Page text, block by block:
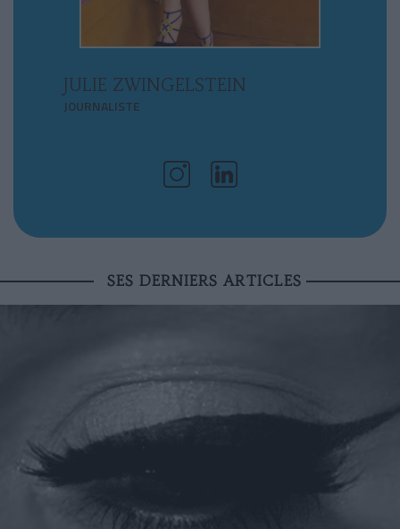
JULIE ZWINGELSTEIN
JOURNALISTE
SES DERNIERS ARTICLES